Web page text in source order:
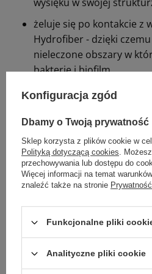
żeluje się po kontakcie z
Hydrofiber - dzięki
nieleczone obszary w
bakterie i biofilm
żel zatrzymuje w swojej
tworzy wilgotne
proces gojenia się ran
jest wytrzymały na
łatwy w aplikacji i
wodoodporny
może pozostawać na
odpowiedni na każdym
Konfiguracja zgód
Dbamy o Twoją prywatność
Sklep korzysta z plików cookie w
Polityką dotyczącą cookies.
przechowywania lub dostępu do
Więcej informacji na temat
znaleźć także na stronie
Funkcjonalne pliki
Analityczne pliki cookie